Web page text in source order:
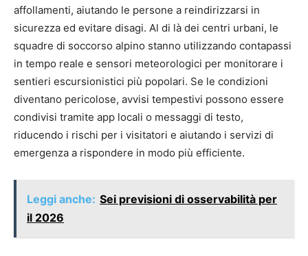
affollamenti, aiutando le persone a reindirizzarsi in
sicurezza ed evitare disagi. Al di là dei centri urbani, le
squadre di soccorso alpino stanno utilizzando contapassi
in tempo reale e sensori meteorologici per monitorare i
sentieri escursionistici più popolari. Se le condizioni
diventano pericolose, avvisi tempestivi possono essere
condivisi tramite app locali o messaggi di testo,
riducendo i rischi per i visitatori e aiutando i servizi di
emergenza a rispondere in modo più efficiente.
Leggi anche: Sei previsioni di osservabilità per
il 2026